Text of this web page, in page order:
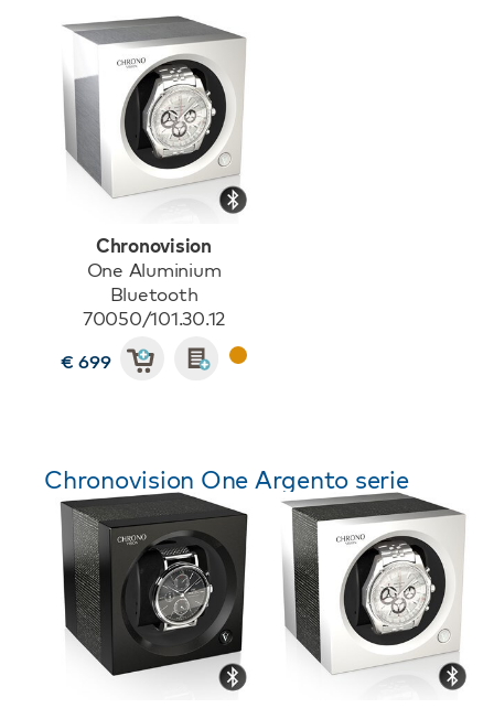
Chronovision
One Aluminium
Bluetooth
70050/101.30.12
€ 699
Chronovision One Argento serie